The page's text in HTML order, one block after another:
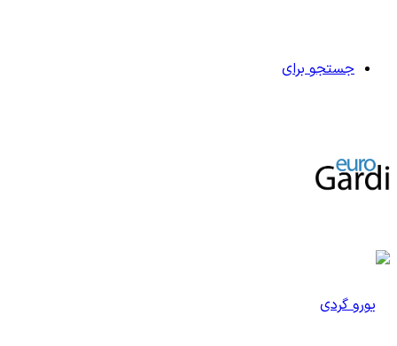
جستجو برای